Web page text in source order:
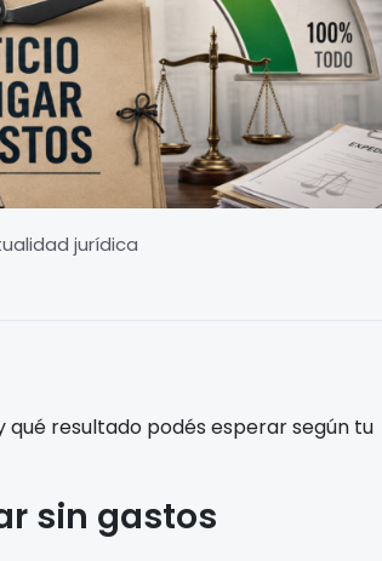
jurídica
qué resultado podés esperar según tu
sin gastos